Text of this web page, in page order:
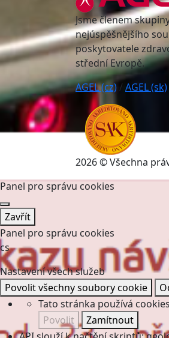
Jsme členem
nejúspěšnějšího
poskytovatele
střední Evropě.
AGEL (cz) / AGEL (sk)
2026 © Všechna
Panel pro správu cookies
Zavřít
Panel pro správu cookies
cs
Nastavení všech služeb
Povolit všechny soubory cookie
Tato stránka používá
Povolit
Zamítnout